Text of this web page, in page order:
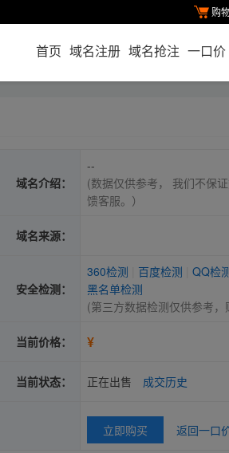
购
首页 域名注册 域名抢注 一口价
域名介绍：
--
(数据仅供参考， 我们不保
馈客服。）
域名来源：
安全检测：
360检测 百度检测
QQ检
黑名单检测
(第三方数据检测仅供参考
当前价格： ¥
当前状态： 正在出售 成交历史
立即购买 返回一口